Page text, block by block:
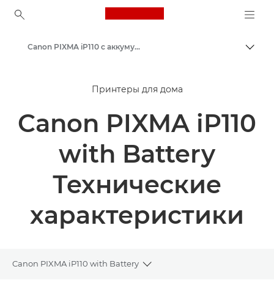
Canon Logo, back to
Принтеры Canon
Canon PIXMA iP110 с аккумулятором - Струйные фотопринтеры
Принтеры для дома
Canon PIXMA iP110
with Battery
Технические
характеристики
Canon PIXMA iP110 with Battery
Toggle breadcrumbs